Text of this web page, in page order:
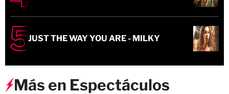
JUST THE WAY YOU ARE - MILKY
Más en Espectáculos